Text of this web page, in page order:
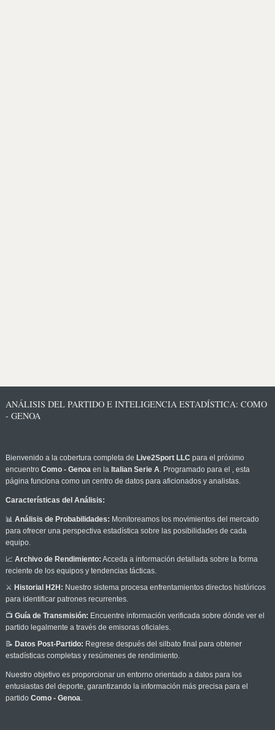
ANÁLISIS DEL PARTIDO E INTELIGENCIA ESTADÍSTICA: COMO
- GENOA
Bienvenido a la cobertura completa de Live2Sport LLC para el próximo
encuentro Como - Genoaen la Italian Serie A. Programado para el , esta
página funciona como un centro de datos para aficionados y analistas.
Características del Análisis:
📊 Análisis de Probabilidades: Monitoreamos los movimientos del mercado
para ofrecer una perspectiva estadística sobre las posibilidades de cada
equipo.
📈 Archivo de Rendimiento: Acceda a información detallada sobre la forma
reciente de los equipos y tendencias tácticas.
⚔️ Historial H2H: Nuestro sistema procesa enfrentamientos directos históricos
para identificar patrones recurrentes.
📺 Guía de Transmisión: Encuentre información verificada sobre dónde ver el
partido legalmente a través de emisoras oficiales.
📝 Datos Post-Partido: Regrese después del silbato final para obtener
estadísticas completas y resúmenes de rendimiento.
Nuestro objetivo es proporcionar un entorno orientado a datos para los
entusiastas del deporte, garantizando la información más precisa para el
partido Como - Genoa.